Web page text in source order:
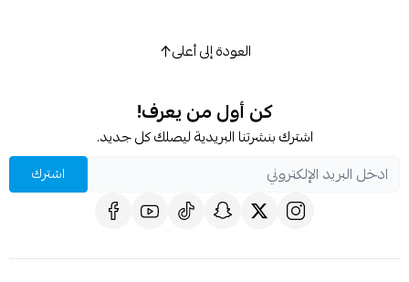
العودة إلى أعلى
كن أول من يعرف!
اشترك بنشرتنا البريدية ليصلك كل جديد.
اشترك